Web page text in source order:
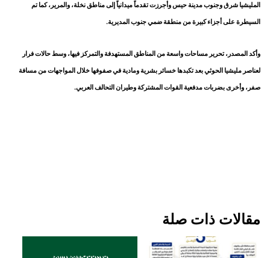
المليشيا شرق وجنوب مدينة حيس وأجرزت تقدماً ميدانياً إلى مناطق نخلة، والمرير، كما تم
السيطرة على أجزاء كبيرة من منطقة ضمي جنوب المديرية.
وأكد المصدر، تحرير مساحات واسعة من المناطق المستهدفة والتمركز فيها، وسط حالات فرار
لعناصر مليشيا الحوثي بعد تكبدها خسائر بشرية ومادية في صفوفها خلال المواجهات من مسافة
صفر، وأخرى بضربات مدفعية القوات المشتركة وطيران التحالف العربي.
مقالات ذات صلة